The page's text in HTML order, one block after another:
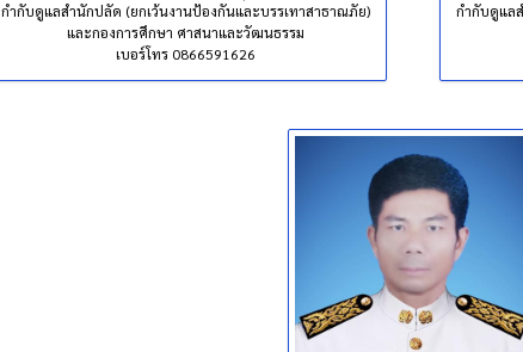
กำกับดูแลสำนักปลัด (ยกเว้นงานป้องกันและบรรเทาสาธาณภัย)
และกองการศึกษา ศาสนาและวัฒนธรรม
เบอร์โทร 0866591626
กำกับดูแล